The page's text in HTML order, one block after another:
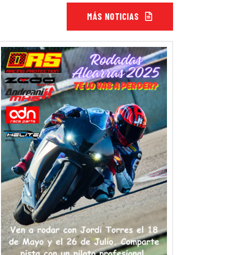
MÁS NOTICIAS